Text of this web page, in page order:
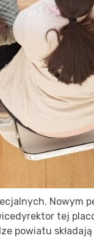
Nowym
tej
powiatu